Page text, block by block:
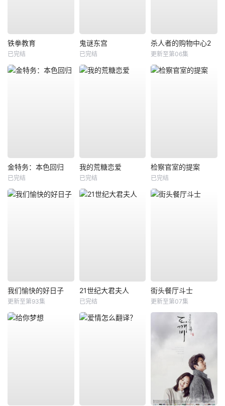
铁拳教育
已完结
鬼谜东宫
已完结
杀人者的购物中心2
更新至第06集
金特务：本色回归
已完结
我的荒糖恋爱
已完结
检察官室的提案
已完结
我们愉快的好日子
更新至第93集
21世纪大君夫人
已完结
街头餐厅斗士
更新至第07集